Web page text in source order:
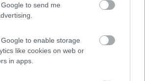
to send me
to enable storage
like cookies on web or
in apps.